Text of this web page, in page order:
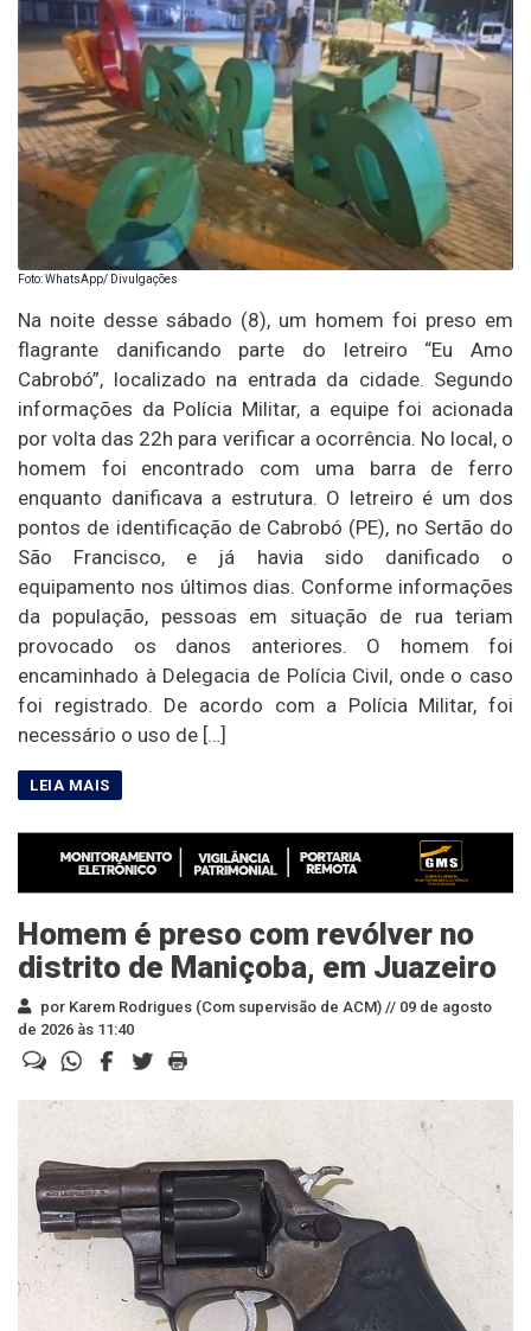
Foto: WhatsApp/ Divulgações
Na noite desse sábado (8), um homem foi preso em
flagrante danificando parte do letreiro “Eu Amo
Cabrobó”, localizado na entrada da cidade. Segundo
informações da Polícia Militar, a equipe foi acionada
por volta das 22h para verificar a ocorrência. No local, o
homem foi encontrado com uma barra de ferro
enquanto danificava a estrutura. O letreiro é um dos
pontos de identificação de Cabrobó (PE), no Sertão do
São Francisco, e já havia sido danificado o
equipamento nos últimos dias. Conforme informações
da população, pessoas em situação de rua teriam
provocado os danos anteriores. O homem foi
encaminhado à Delegacia de Polícia Civil, onde o caso
foi registrado. De acordo com a Polícia Militar, foi
necessário o uso de […]
Homem é preso com revólver no
distrito de Maniçoba, em Juazeiro
por Karem Rodrigues (Com supervisão de ACM) // 09 de agosto
de 2026 às 11:40